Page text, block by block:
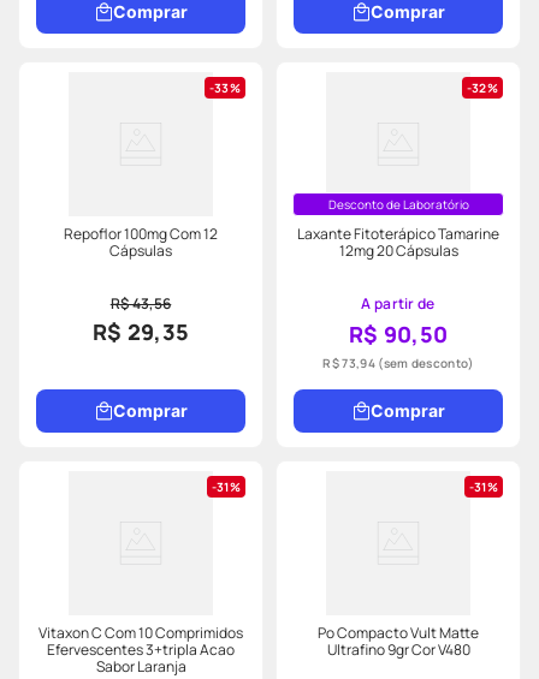
Comprar Comprar
33%
Repoflor 100mg Com 12
Cápsulas
R$ 43,56
R$ 29,35
Comprar
32%
Desconto de Laboratório
Laxante Fitoterápico Tamarine
12mg 20 Cápsulas
A partir de
R$ 90,50
R$ 73,94(sem desconto)
Comprar
31%
Vitaxon C Com 10 Comprimidos
Efervescentes 3+tripla Acao
Sabor Laranja
31%
Po Compacto Vult Matte
Ultrafino 9gr Cor V480